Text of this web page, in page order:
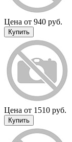
Цена от 940 руб.
Купить
Цена от 1510 руб.
Купить